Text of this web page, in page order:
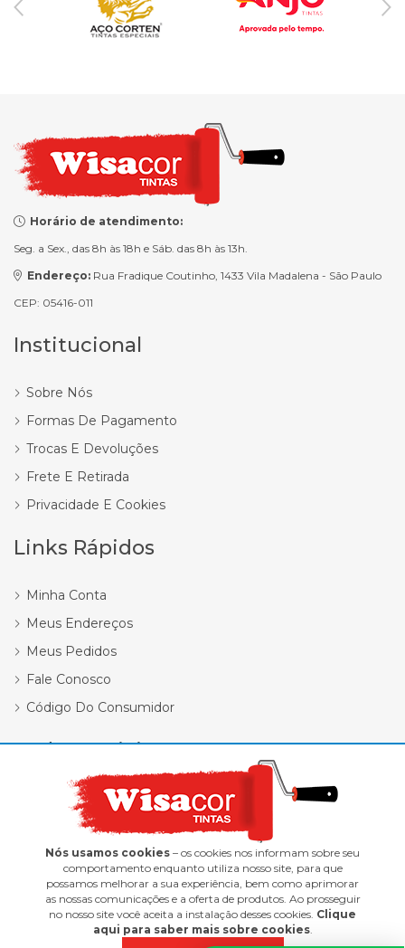
Horário de atendimento:
Seg. a Sex., das 8h às 18h e Sáb. das 8h às 13h.
Endereço: Rua Fradique Coutinho, 1433 Vila Madalena - São Paulo
CEP: 05416-011
Institucional
Sobre Nós
Formas De Pagamento
Trocas E Devoluções
Frete E Retirada
Privacidade E Cookies
Links Rápidos
Minha Conta
Meus Endereços
Meus Pedidos
Fale Conosco
Código Do Consumidor
Redes Sociais
Wisacor Tintas | 12.418.338/0001-47
E-commerce integrado ao ERP Control Shop
© 2022 Max Scalla Informática | Todos os direitos reservados
Nós usamos cookies – os cookies nos informam sobre seu
comportamento enquanto utiliza nosso site, para que
possamos melhorar a sua experiência, bem como aprimorar
as nossas comunicações e a oferta de produtos. Ao prosseguir
no nosso site você aceita a instalação desses cookies. Clique
aqui para saber mais sobre cookies.